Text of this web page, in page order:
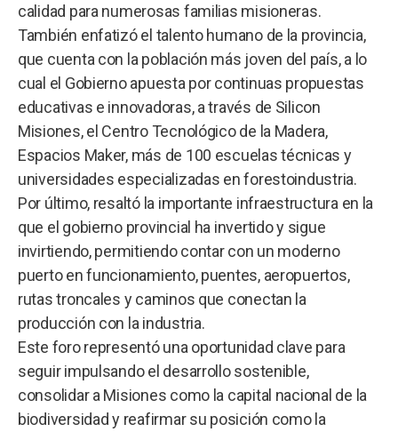
calidad para numerosas familias misioneras.
También enfatizó el talento humano de la provincia,
que cuenta con la población más joven del país, a lo
cual el Gobierno apuesta por continuas propuestas
educativas e innovadoras, a través de Silicon
Misiones, el Centro Tecnológico de la Madera,
Espacios Maker, más de 100 escuelas técnicas y
universidades especializadas en forestoindustria.
Por último, resaltó la importante infraestructura en la
que el gobierno provincial ha invertido y sigue
invirtiendo, permitiendo contar con un moderno
puerto en funcionamiento, puentes, aeropuertos,
rutas troncales y caminos que conectan la
producción con la industria.
Este foro representó una oportunidad clave para
seguir impulsando el desarrollo sostenible,
consolidar a Misiones como la capital nacional de la
biodiversidad y reafirmar su posición como la